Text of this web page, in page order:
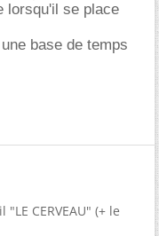
lorsqu'il se place
base de temps
CERVEAU" (+ le